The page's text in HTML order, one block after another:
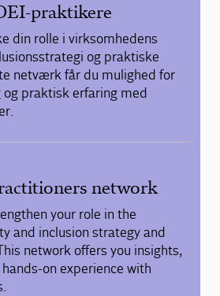
praktikere
din rolle i virksomhedens
og praktiske
netværk får du mulighed for
praktisk erfaring med
network
your role in the
and inclusion strategy and
network offers you insights,
on experience with